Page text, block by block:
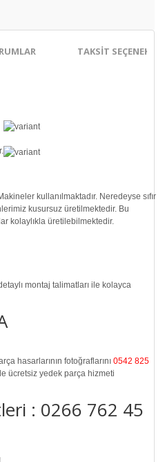
TAKSIT
ler kullanılmaktadır. Neredeyse sıfır
kusursuz üretilmektedir. Bu
kolaylıkla üretilebilmektedir.
montaj talimatları ile kolayca
hasarlarının fotoğraflarını 0542 825
ücretsiz yedek parça hizmeti
: 0266 762 45